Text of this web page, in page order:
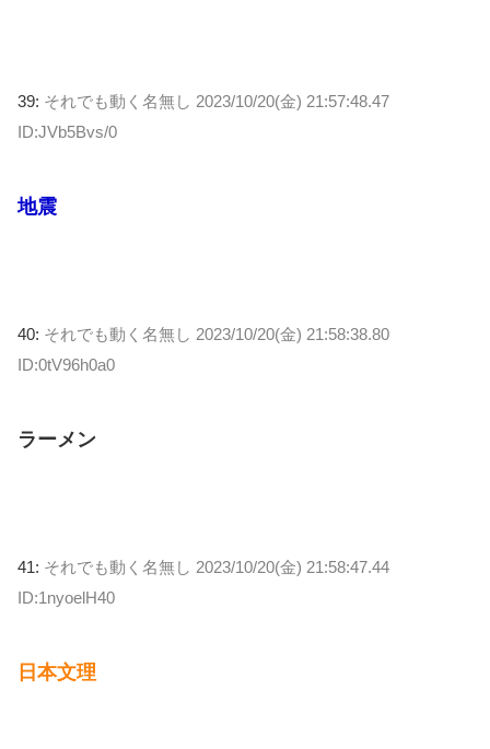
39: それでも動く名無し 2023/10/20(金) 21:57:48.47
ID:JVb5Bvs/0
地震
40: それでも動く名無し 2023/10/20(金) 21:58:38.80
ID:0tV96h0a0
ラーメン
41: それでも動く名無し 2023/10/20(金) 21:58:47.44
ID:1nyoelH40
日本文理